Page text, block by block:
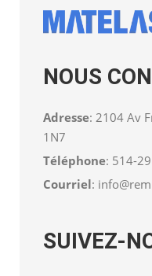
NOUS
Adresse: 2104 Av
1N7
Téléphone: 514-
Courriel:
SUIVEZ-